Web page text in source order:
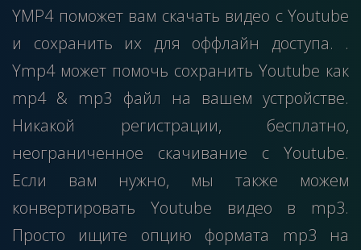
YMP4 поможет вам скачать видео с Youtube
и сохранить их для оффлайн доступа. .
Ymp4 может помочь сохранить Youtube как
mp4 & mp3 файл на вашем устройстве.
Никакой регистрации, бесплатно,
неограниченное скачивание с Youtube.
Если вам нужно, мы также можем
конвертировать Youtube видео в mp3.
Просто ищите опцию формата mp3 на